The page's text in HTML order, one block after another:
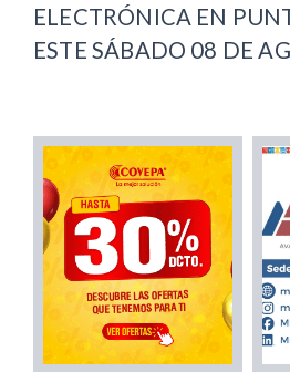
ELECTRÓNICA EN
ESTE SÁBADO 08 DE